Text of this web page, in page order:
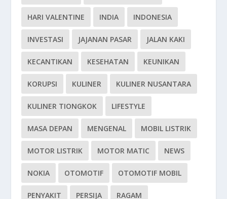
HARI VALENTINE INDIA INDONESIA
INVESTASI JAJANAN PASAR JALAN KAKI
KECANTIKAN KESEHATAN KEUNIKAN
KORUPSI KULINER KULINER NUSANTARA
KULINER TIONGKOK LIFESTYLE
MASA DEPAN MENGENAL MOBIL LISTRIK
MOTOR LISTRIK MOTOR MATIC NEWS
NOKIA OTOMOTIF OTOMOTIF MOBIL
PENYAKIT PERSIJA RAGAM